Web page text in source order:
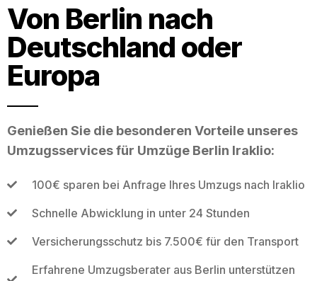
Von Berlin nach
Deutschland oder
Europa
Genießen Sie die besonderen Vorteile unseres
Umzugsservices für Umzüge Berlin Iraklio:
100€ sparen bei Anfrage Ihres Umzugs nach Iraklio
Schnelle Abwicklung in unter 24 Stunden
Versicherungsschutz bis 7.500€ für den Transport
Erfahrene Umzugsberater aus Berlin unterstützen